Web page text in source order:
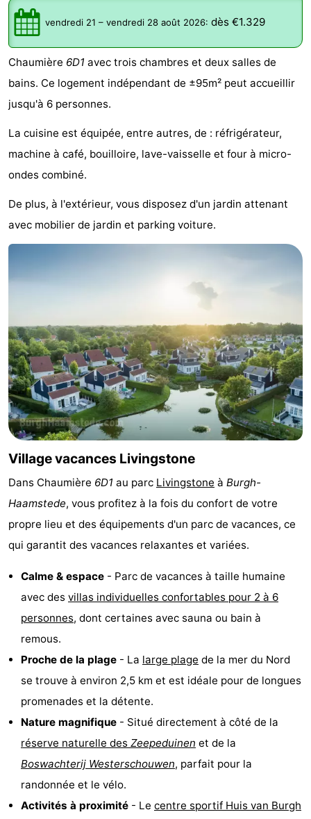
d'hôtes
Chaumières
-
Buitenheem
-
De
Oase
-
Duinoord
Ginsterveld
-
Julianahoeve
-
Zélande
Resort
Haamstede
-
Résidence
't
Hof
van
Haamstede
-
Schouwen
-
Schouwse
Valleien
-
Soeten
Haert
-
Wijde
-
Zeeland
Village
Zeeuwse
Kust
-
Zonnedorp
-
Hof
Haamstede
Last
minutes
Plages
Voir
faire
Lieux
d'intérêt
Musées
vendredi 21 – vendredi 28 août 2026: dès €1.329
Chaumière 6D1 avec trois chambres et deux salles de
bains. Ce logement indépendant de ±95m² peut accueillir
jusqu'à 6 personnes.
La cuisine est équipée, entre autres, de : réfrigérateur,
machine à café, bouilloire, lave-vaisselle et four à micro-
ondes combiné.
De plus, à l'extérieur, vous disposez d'un jardin attenant
avec mobilier de jardin et parking voiture.
Village vacances Livingstone
Dans Chaumière 6D1 au parc Livingstone à Burgh-
Haamstede, vous profitez à la fois du confort de votre
propre lieu et des équipements d'un parc de vacances, ce
qui garantit des vacances relaxantes et variées.
Calme & espace - Parc de vacances à taille humaine
avec des villas individuelles confortables pour 2 à 6
personnes, dont certaines avec sauna ou bain à
remous.
Proche de la plage - La large plage de la mer du Nord
se trouve à environ 2,5 km et est idéale pour de longues
promenades et la détente.
Nature magnifique - Situé directement à côté de la
réserve naturelle des Zeepeduinen et de la
Boswachterij Westerschouwen, parfait pour la
randonnée et le vélo.
Activités à proximité - Le centre sportif Huis van Burgh